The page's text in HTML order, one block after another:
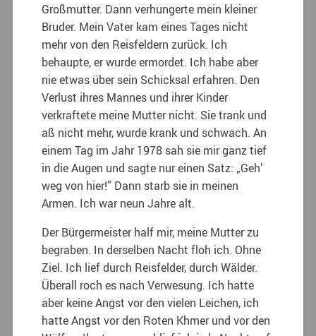
Großmutter. Dann verhungerte mein kleiner
Bruder. Mein Vater kam eines Tages nicht
mehr von den Reisfeldern zurück. Ich
behaupte, er wurde ermordet. Ich habe aber
nie etwas über sein Schicksal erfahren. Den
Verlust ihres Mannes und ihrer Kinder
verkraftete meine Mutter nicht. Sie trank und
aß nicht mehr, wurde krank und schwach. An
einem Tag im Jahr 1978 sah sie mir ganz tief
in die Augen und sagte nur einen Satz: „Geh’
weg von hier!” Dann starb sie in meinen
Armen. Ich war neun Jahre alt.
Der Bürgermeister half mir, meine Mutter zu
begraben. In derselben Nacht floh ich. Ohne
Ziel. Ich lief durch Reisfelder, durch Wälder.
Überall roch es nach Verwesung. Ich hatte
aber keine Angst vor den vielen Leichen, ich
hatte Angst vor den Roten Khmer und vor den